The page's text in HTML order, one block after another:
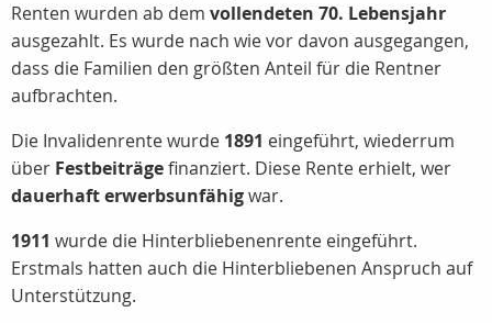
Renten wurden ab dem vollendeten 70. Lebensjahr
ausgezahlt. Es wurde nach wie vor davon ausgegangen,
dass die Familien den größten Anteil für die Rentner
aufbrachten.
Die Invalidenrente wurde 1891 eingeführt, wiederrum
über Festbeiträgefinanziert. Diese Rente erhielt, wer
dauerhaft erwerbsunfähigwar.
1911 wurde die Hinterbliebenenrente eingeführt.
Erstmals hatten auch die Hinterbliebenen Anspruch auf
Unterstützung.